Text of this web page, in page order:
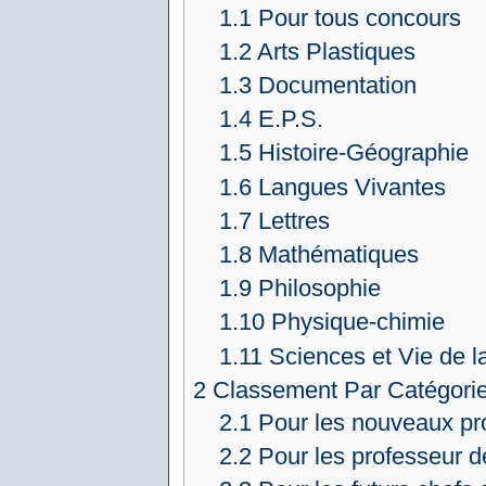
1.1 Pour tous concours
1.2 Arts Plastiques
1.3 Documentation
1.4 E.P.S.
1.5 Histoire-Géographie
1.6 Langues Vivantes
1.7 Lettres
1.8 Mathématiques
1.9 Philosophie
1.10 Physique-chimie
1.11 Sciences et Vie de
2 Classement Par
2.1 Pour les nouveaux
2.2 Pour les professeur